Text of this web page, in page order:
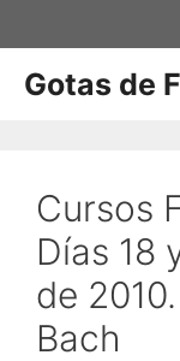
Gotas de
Cursos
Días 18
de
Bach